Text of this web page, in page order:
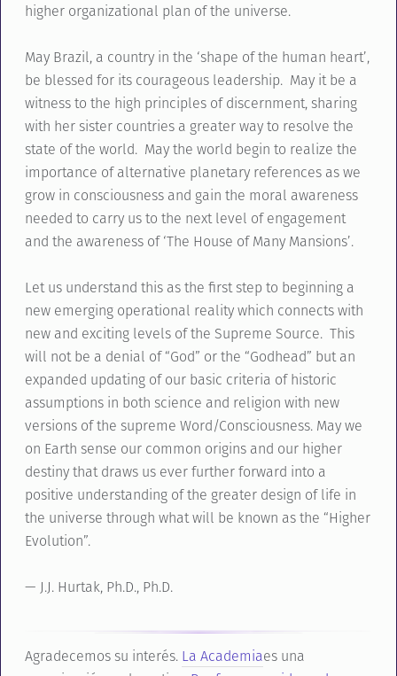
higher organizational plan of the universe.
May Brazil, a country in the ‘shape of the human heart’,
be blessed for its courageous leadership. May it be a
witness to the high principles of discernment, sharing
with her sister countries a greater way to resolve the
state of the world. May the world begin to realize the
importance of alternative planetary references as we
grow in consciousness and gain the moral awareness
needed to carry us to the next level of engagement
and the awareness of ‘The House of Many Mansions’.
Let us understand this as the first step to beginning a
new emerging operational reality which connects with
new and exciting levels of the Supreme Source. This
will not be a denial of “God” or the “Godhead” but an
expanded updating of our basic criteria of historic
assumptions in both science and religion with new
versions of the supreme Word/Consciousness. May we
on Earth sense our common origins and our higher
destiny that draws us ever further forward into a
positive understanding of the greater design of life in
the universe through what will be known as the “Higher
Evolution”.
— J.J. Hurtak, Ph.D., Ph.D.
Agradecemos su interés. La Academiaes una